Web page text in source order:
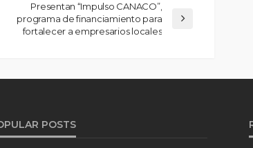
Presentan “Impulso CANACO”,
programa de financiamiento para
fortalecer a empresarios locales
POSTS